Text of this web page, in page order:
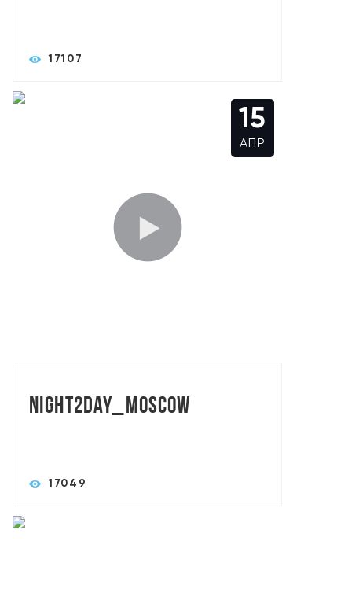
17107
15
АПР
Night2day_Moscow
17049